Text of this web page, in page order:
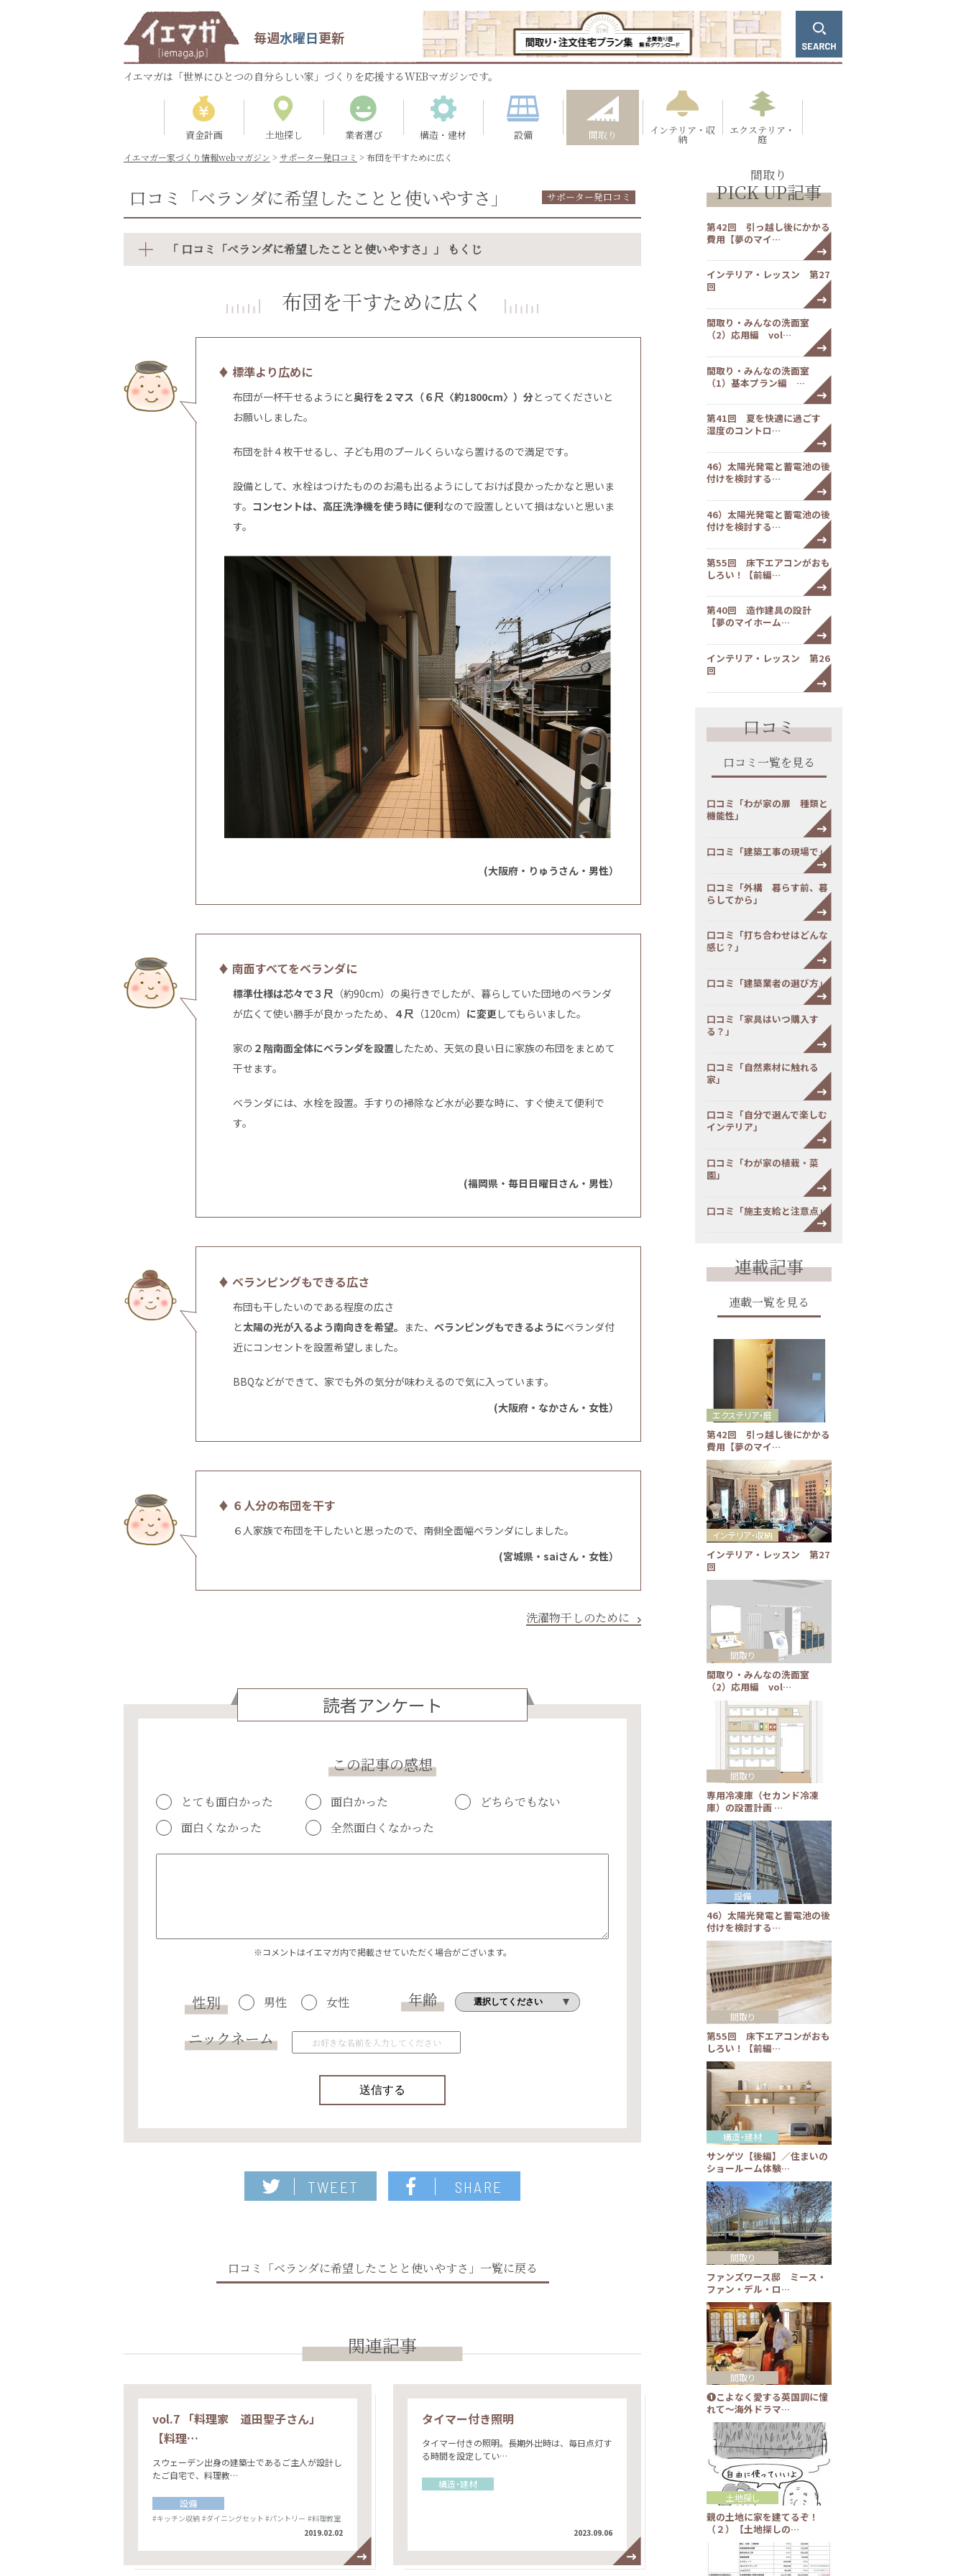
毎週水曜日更新
イエマガは「世界にひとつの自分らしい家」づくりを応援するWEBマガジンです。
資金計画 土地探し 業者選び 構造・建材 設備 間取り インテリア・収
納
エクステリア・
庭
イエマガー家づくり情報webマガジン > サポーター発口コミ > 布団を干すために広く
口コミ「ベランダに希望したことと使いやすさ」 サポーター発口コミ
「 口コミ「ベランダに希望したことと使いやすさ」」 もくじ
布団を干すために広く
♦ 標準より広めに
布団が一杯干せるようにと奥行を２マス（６尺〈約1800cm〉）分とってくださいと
お願いしました。
布団を計４枚干せるし、子ども用のプールくらいなら置けるので満足です。
設備として、水栓はつけたもののお湯も出るようにしておけば良かったかなと思いま
す。 コンセントは、高圧洗浄機を使う時に便利なので設置しといて損はないと思いま
す。
(大阪府・りゅうさん・男性）
♦ 南面すべてをベランダに
標準仕様は芯々で３尺 （約90cm）の奥行きでしたが、暮らしていた団地のベランダ
が広くて使い勝手が良かったため、 ４尺 （120cm） に変更してもらいました。
家の ２階南面全体にベランダを設置 したため、天気の良い日に家族の布団をまとめて
干せます。
ベランダには、水栓を設置。手すりの掃除など水が必要な時に、すぐ使えて便利で
す。
(福岡県・毎日日曜日さん・男性）
♦ ベランピングもできる広さ
布団も干したいのである程度の広さ
と太陽の光が入るよう南向きを希望。 また、 ベランピングもできるようにベランダ付
近にコンセントを設置希望しました。
BBQなどができて、家でも外の気分が味わえるので気に入っています。
(大阪府・なかさん・女性）
♦ ６人分の布団を干す
６人家族で布団を干したいと思ったので、南側全面幅ベランダにしました。
(宮城県・saiさん・女性）
洗濯物干しのために
読者アンケート
この記事の感想
とても面白かった 面白かった
どちらでもない
面白くなかった
全然面白くなかった
※コメントはイエマガ内で掲載させていただく場合がございます。
性別 男性 女性
年齢
ニックネーム
TWEET SHARE
口コミ「ベランダに希望したことと使いやすさ」一覧に戻る
関連記事
vol.7 「料理家 道田聖子さん」
【料理…
スウェーデン出身の建築士であるご主人が設計し
たご自宅で、料理教…
設備
#キッチン収納 #ダイニングセット #パントリー #料理教室
2019.02.02
タイマー付き照明
タイマー付きの照明。長期外出時は、毎日点灯す
る時間を設定してい…
構造・建材
2023.09.06
間取り
PICK UP記事
第42回 引っ越し後にかかる
費用【夢のマイ…
インテリア・レッスン 第27
回
間取り・みんなの洗面室
（2）応用編 vol…
間取り・みんなの洗面室
（1）基本プラン編 …
第41回 夏を快適に過ごす
湿度のコントロ…
46）太陽光発電と蓄電池の後
付けを検討する…
46）太陽光発電と蓄電池の後
付けを検討する…
第55回 床下エアコンがおも
しろい！【前編…
第40回 造作建具の設計
【夢のマイホーム…
インテリア・レッスン 第26
回
口コミ
口コミ一覧を見る
口コミ「わが家の扉 種類と
機能性」
口コミ「建築工事の現場で」
口コミ「外構 暮らす前、暮
らしてから」
口コミ「打ち合わせはどんな
感じ？」
口コミ「建築業者の選び方」
口コミ「家具はいつ購入す
る？」
口コミ「自然素材に触れる
家」
口コミ「自分で選んで楽しむ
インテリア」
口コミ「わが家の植栽・菜
園」
口コミ「施主支給と注意点」
連載記事
連載一覧を見る
第42回 引っ越し後にかかる
費用【夢のマイ…
エクステリア・庭
インテリア・レッスン 第27
回
インテリア・収納
間取り・みんなの洗面室
（2）応用編 vol…
間取り
専用冷凍庫（セカンド冷凍
庫）の設置計画 …
間取り
46）太陽光発電と蓄電池の後
付けを検討する…
設備
第55回 床下エアコンがおも
しろい！【前編…
間取り
サンゲツ【後編】／住まいの
ショールーム体験…
構造・建材
ファンズワース邸 ミース・
ファン・デル・ロ…
間取り
❶こよなく愛する英国調に憧
れて～海外ドラマ…
間取り
親の土地に家を建てるぞ！
（２）【土地探しの…
土地探し